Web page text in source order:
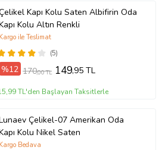
Kapı Kolu Saten Albifirin Oda
Kolu Altın Renkli
(5)
Kargo ile Teslimat
%12 170,00 TL 149,95 TL
TL'den Başlayan Taksitlerle
Çelikel-07 Amerikan Oda
Kolu Nikel Saten
Kargo Bedava